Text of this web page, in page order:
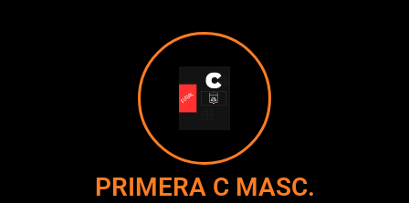
PRIMERA C MASC.